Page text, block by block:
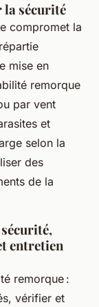
la sécurité
compromet la
mise en
remorque
par vent
et
selon la
des
de la
entretien
remorque :
vérifier et